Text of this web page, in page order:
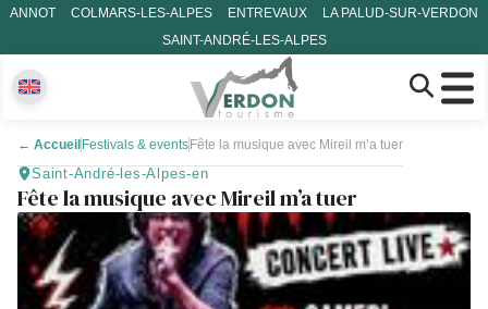
ANNOT COLMARS-LES-ALPES ENTREVAUX
LA PALUD-SUR-VERDON
SAINT-ANDRÉ-LES-ALPES
← Accueil Festivals & events Fête la musique avec Mireil m’a tuer
Saint-André-les-Alpes-en
Fête la musique avec Mireil m’a tuer